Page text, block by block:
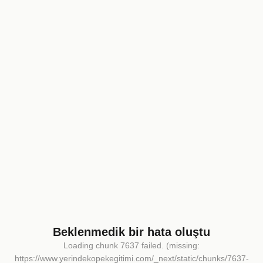
Beklenmedik bir hata oluştu
Loading chunk 7637 failed. (missing:
https://www.yerindekopekegitimi.com/_next/static/chunks/7637-